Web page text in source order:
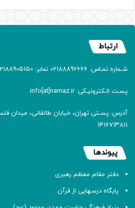
ارتباط
شـماره تمـاس: 02188896666 نمابر: 02188905150
پسـت الـکترونیـکی: info[at]namaz.ir
۱۴۱۶۷۱۳۸۱۱
پیوندها
دفتر مقام معظم رهبری
پایگاه درسهایی از قرآن